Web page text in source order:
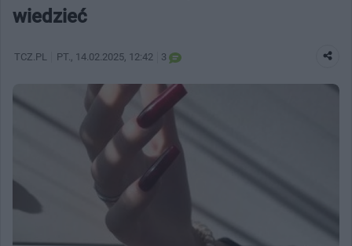
wiedzieć
TCZ.PL PT. , 14.02.2025, 12:42 3